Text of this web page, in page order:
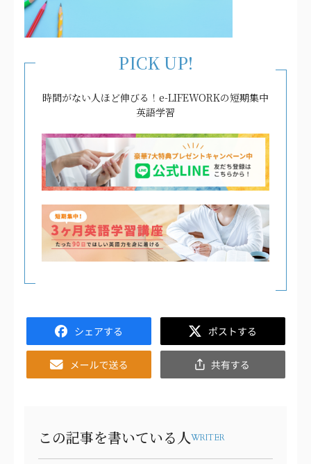
PICK UP!
時間がない人ほど伸びる！e-LIFEWORKの短期集中
英語学習
Facebook
Twitter
Email
共
有
この記事を書いている人WRITER